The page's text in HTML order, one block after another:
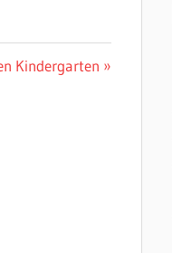
Kindergarten